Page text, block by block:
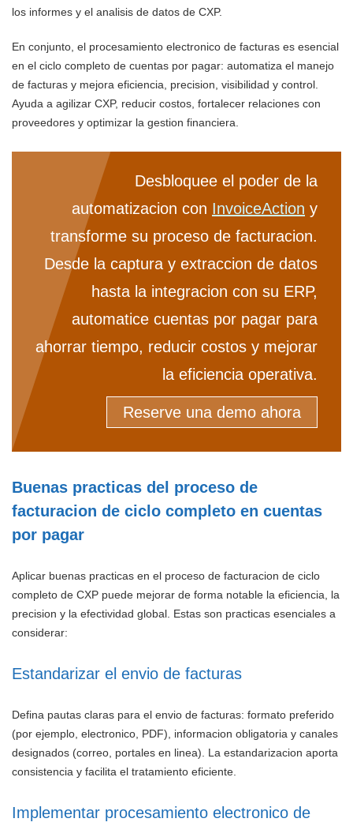
los informes y el analisis de datos de CXP.
En conjunto, el procesamiento electronico de facturas es esencial
en el ciclo completo de cuentas por pagar: automatiza el manejo
de facturas y mejora eficiencia, precision, visibilidad y control.
Ayuda a agilizar CXP, reducir costos, fortalecer relaciones con
proveedores y optimizar la gestion financiera.
Desbloquee el poder de la
automatizacion con InvoiceAction y
transforme su proceso de facturacion.
Desde la captura y extraccion de datos
hasta la integracion con su ERP,
automatice cuentas por pagar para
ahorrar tiempo, reducir costos y mejorar
la eficiencia operativa.
Reserve una demo ahora
Buenas practicas del proceso de
facturacion de ciclo completo en cuentas
por pagar
Aplicar buenas practicas en el proceso de facturacion de ciclo
completo de CXP puede mejorar de forma notable la eficiencia, la
precision y la efectividad global. Estas son practicas esenciales a
considerar:
Estandarizar el envio de facturas
Defina pautas claras para el envio de facturas: formato preferido
(por ejemplo, electronico, PDF), informacion obligatoria y canales
designados (correo, portales en linea). La estandarizacion aporta
consistencia y facilita el tratamiento eficiente.
Implementar procesamiento electronico de